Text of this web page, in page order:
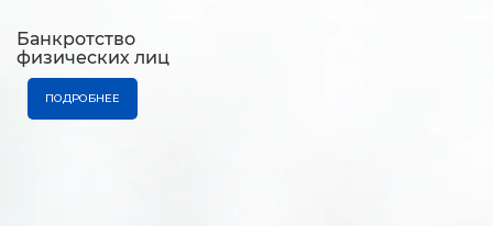
Банкротство
физических лиц
ПОДРОБНЕЕ